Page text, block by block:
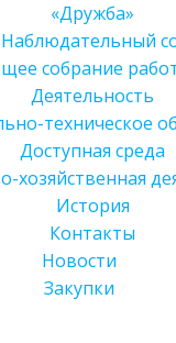
«Дружба»
Наблюдательный
собрание
Деятельность
техническое
Доступная среда
хозяйственная
История
Контакты
Новости
Закупки